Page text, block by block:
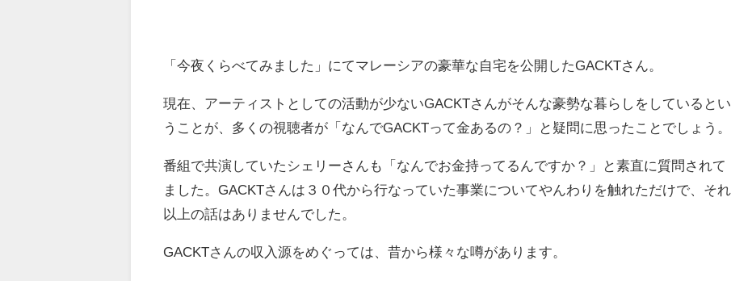
「今夜くらべてみました」にてマレーシアの豪華な自宅を公開したGACKTさん。
現在、アーティストとしての活動が少ないGACKTさんがそんな豪勢な暮らしをしているとい
うことが、多くの視聴者が「なんでGACKTって金あるの？」と疑問に思ったことでしょう。
番組で共演していたシェリーさんも「なんでお金持ってるんですか？」と素直に質問されて
ました。GACKTさんは３０代から行なっていた事業についてやんわりを触れただけで、それ
以上の話はありませんでした。
GACKTさんの収入源をめぐっては、昔から様々な噂があります。